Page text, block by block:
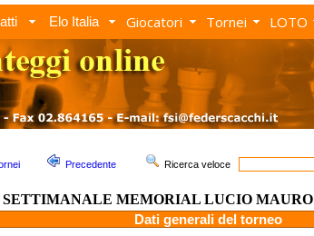
Elo Italia Giocatori Tornei LOTO
Precedente Ricerca veloce
SETTIMANALE MEMORIAL LUCIO MAURO
Dati generali del torneo